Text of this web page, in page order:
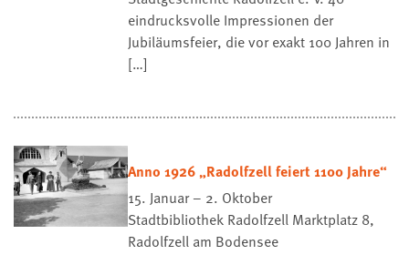
eindrucksvolle Impressionen der
Jubiläumsfeier, die vor exakt 100 Jahren in
[…]
Anno 1926 „Radolfzell feiert 1100 Jahre“
15. Januar – 2. Oktober
Stadtbibliothek Radolfzell Marktplatz 8,
Radolfzell am Bodensee